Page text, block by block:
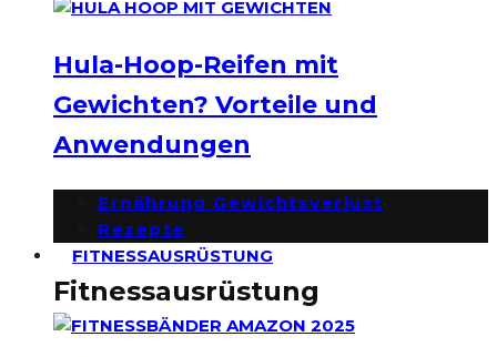
Hula-Hoop-Reifen mit
Gewichten? Vorteile und
Anwendungen
Ernährung Gewichtsverlust
Rezepte
FITNESSAUSRÜSTUNG
Fitnessausrüstung